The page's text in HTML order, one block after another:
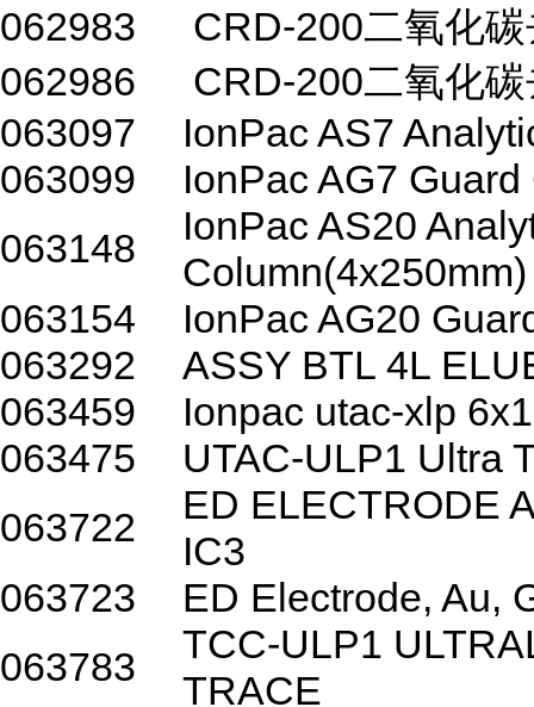
062983
CRD-200二氧化
062986
CRD-200二氧化
063097
IonPac AS7
063099
IonPac AG7
063148
IonPac AS20
Column(4x250mm)
063154
IonPac AG20
063292
ASSY BTL 4L
063459
Ionpac utac-xlp
063475
UTAC-ULP1 Ultra
063722
ED ELECTRODE
IC3
063723
ED Electrode, Au,
063783
TCC-ULP1
TRACE